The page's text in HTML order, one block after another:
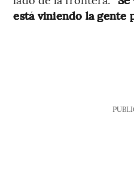
está viniendo la gente